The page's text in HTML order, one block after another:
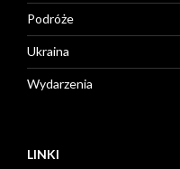
Podróże
Ukraina
Wydarzenia
LINKI